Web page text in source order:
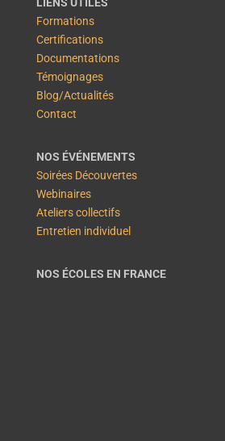
Formations
Certifications
Documentations
Témoignages
Blog/Actualités
Contact
NOS ÉVÉNEMENTS
Soirées Découvertes
Webinaires
Ateliers collectifs
Entretien individuel
NOS ÉCOLES EN FRANCE